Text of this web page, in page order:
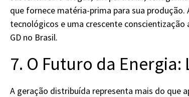
que fornece matéria-prima para sua
tecnológicos e uma crescente
GD no Brasil.
7. O Futuro da
A geração distribuída representa mais do que